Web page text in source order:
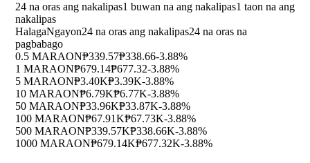
24 na oras ang nakalipas1 buwan na ang nakalipas1 taon na ang
nakalipas
HalagaNgayon24 na oras ang nakalipas24 na oras na
pagbabago
0.5 MARAON₱339.57₱338.66-3.88%
1 MARAON₱679.14₱677.32-3.88%
5 MARAON₱3.40K₱3.39K-3.88%
10 MARAON₱6.79K₱6.77K-3.88%
50 MARAON₱33.96K₱33.87K-3.88%
100 MARAON₱67.91K₱67.73K-3.88%
500 MARAON₱339.57K₱338.66K-3.88%
1000 MARAON₱679.14K₱677.32K-3.88%